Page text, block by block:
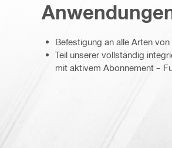
Befestigung an alle Arten
Teil unserer vollständig
mit aktivem Abonnement –